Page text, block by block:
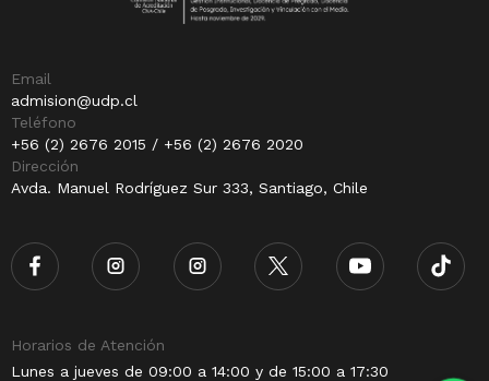
Email
admision@udp.cl
Teléfono
+56 (2) 2676 2015 / +56 (2) 2676 2020
Dirección
Avda. Manuel Rodríguez Sur 333, Santiago, Chile
Horarios de Atención
Lunes a jueves de 09:00 a 14:00 y de 15:00 a 17:30